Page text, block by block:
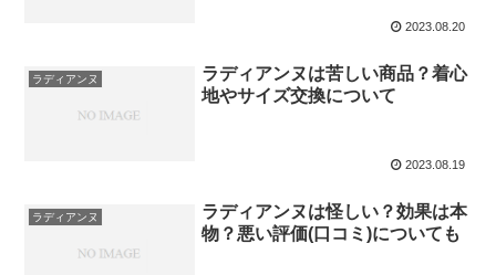
2023.08.20
ラディアンヌ
ラディアンヌは苦しい商品？着心
地やサイズ交換について
2023.08.19
ラディアンヌ
ラディアンヌは怪しい？効果は本
物？悪い評価(口コミ)についても